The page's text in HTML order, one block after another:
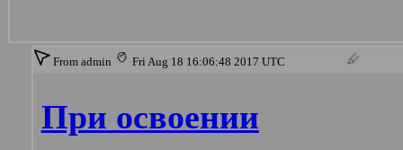
From admin Fri Aug 18 16:06:48 2017 UTC
При освоении